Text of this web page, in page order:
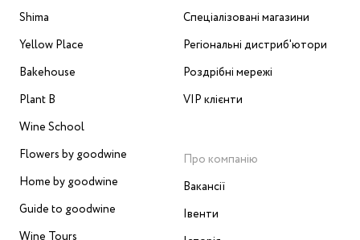
Shima
Yellow Place
Bakehouse
Plant B
Wine School
Flowers by goodwine
Home by goodwine
Guide to goodwine
Wine Tours
Спеціалізовані магазини
Регіональні дистриб'ютори
Роздрібні мережі
VIP клієнти
Про компанію
Вакансії
Івенти